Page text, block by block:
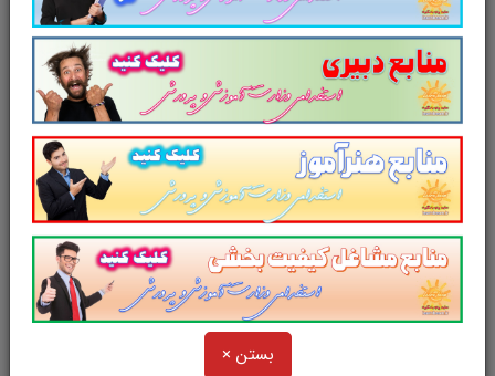
بستن ×
امتحان مشترک فراگیر دستگاه های اجرایی
کشور
سایر منابع دوازدهمین امتحان
مشترک فراگیر دستگاه‌های اجرایی